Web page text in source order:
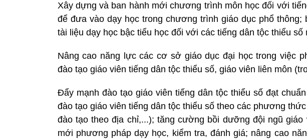
Xây dựng và ban hành mới chương trình môn học đối với
để đưa vào dạy học trong chương trình giáo dục phổ thông;
tài liệu dạy học bậc tiểu học đối với các tiếng dân tộc thiểu
Nâng cao năng lực các cơ sở giáo dục đại học trong việc
đào tạo giáo viên tiếng dân tộc thiểu số, giáo viên liên môn
Đẩy mạnh đào tạo giáo viên tiếng dân tộc thiểu số đạt
đào tạo giáo viên tiếng dân tộc thiểu số theo các phương
đào tạo theo địa chỉ,...); tăng cường bồi dưỡng đội ngũ
mới phương pháp dạy học, kiểm tra, đánh giá; nâng cao